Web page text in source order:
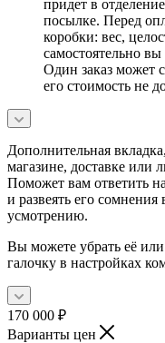
придет в
посылке. Перед
коробки: вес,
самостоятельно
Один заказ может
его стоимость не
Дополнительная
магазине, доставке или
Поможет вам ответить
и развеять его
усмотрению.
Вы можете убрать её
галочку в настройках
170 000 ₽
Варианты цен